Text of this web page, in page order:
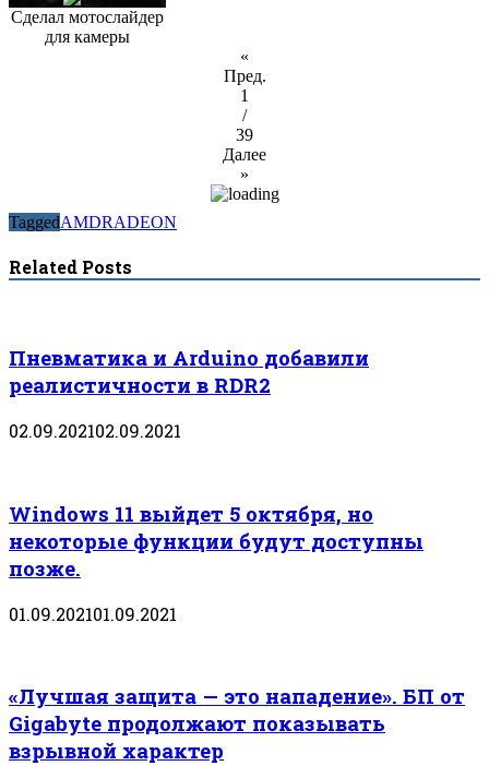
Сделал мотослайдер
для камеры
«
Пред.
1
/
39
Далее
»
TaggedAMDRADEON
Related Posts
Пневматика и Arduino добавили
реалистичности в RDR2
02.09.202102.09.2021
Windows 11 выйдет 5 октября, но
некоторые функции будут доступны
позже.
01.09.202101.09.2021
«Лучшая защита — это нападение». БП от
Gigabyte продолжают показывать
взрывной характер